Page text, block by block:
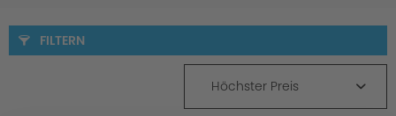
FILTERN
Höchster Preis